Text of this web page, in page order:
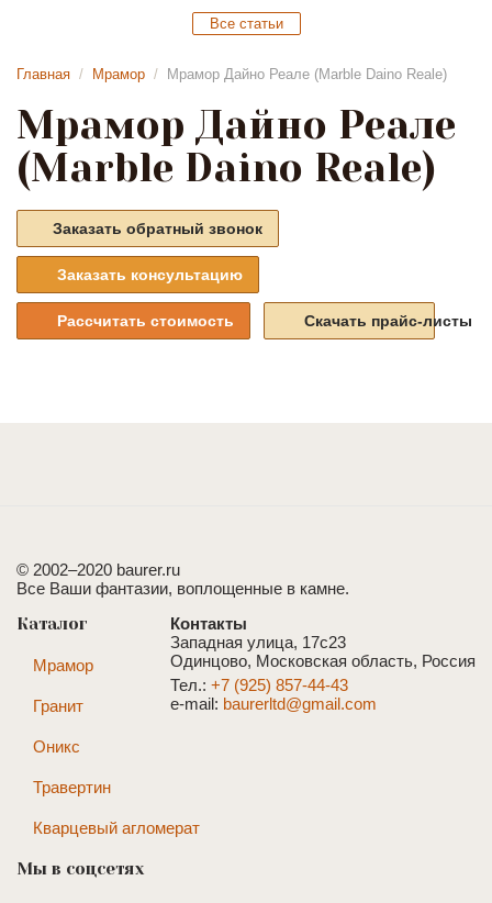
Все статьи
Главная / Мрамор / Мрамор Дайно Реале (Marble Daino Reale)
Мрамор Дайно Реале
(Marble Daino Reale)
Заказать обратный звонок
Заказать консультацию
Рассчитать стоимость Скачать прайс-листы
© 2002–2020 baurer.ru
Все Ваши фантазии, воплощенные в камне.
Контакты
Западная улица, 17с23
Одинцово, Московская область, Россия
Тел.: +7 (925) 857-44-43
e-mail: baurerltd@gmail.com
Каталог
Мрамор
Гранит
Оникс
Травертин
Кварцевый агломерат
Мы в соцсетях